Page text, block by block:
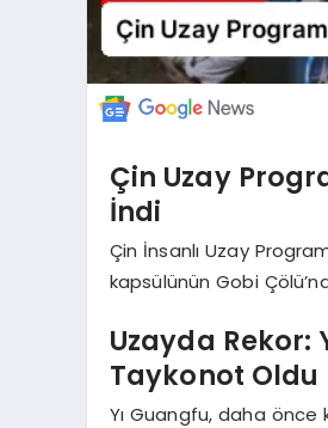
Çin Uzay
İndi
Çin İnsanlı Uzay
kapsülünün Gobi
Uzayda Rekor:
Taykonot Oldu
Yı Guangfu, daha önce